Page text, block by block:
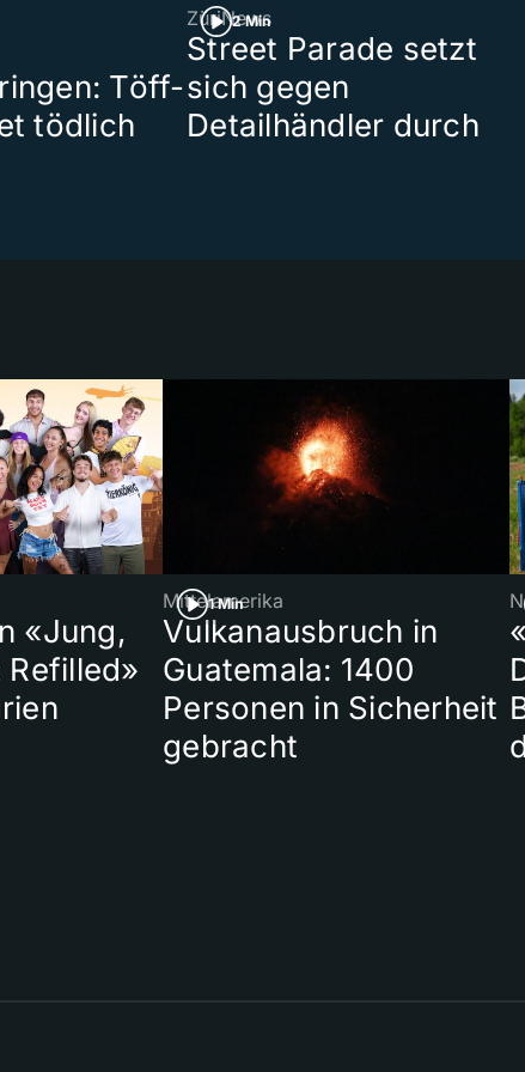
Töff-
tödlich
2 Min
ZüriNews
Street Parade setzt
sich gegen
Detailhändler durch
«Jung,
Refilled»
1 Min
Mittelamerika
Vulkanausbruch in
Guatemala: 1400
Personen in Sicherheit
gebracht